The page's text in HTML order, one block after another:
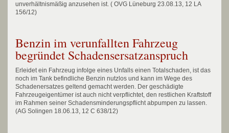
unverhältnismäßig anzusehen ist. ( OVG Lüneburg 23.08.13, 12 LA
156/12)
Benzin im verunfallten Fahrzeug
begründet Schadensersatzanspruch
Erleidet ein Fahrzeug infolge eines Unfalls einen Totalschaden, ist das
noch im Tank befindliche Benzin nutzlos und kann im Wege des
Schadenersatzes geltend gemacht werden. Der geschädigte
Fahrzeugeigentümer ist auch nicht verpflichtet, den restlichen Kraftstoff
im Rahmen seiner Schadensminderungspflicht abpumpen zu lassen.
(AG Solingen 18.06.13, 12 C 638/12)